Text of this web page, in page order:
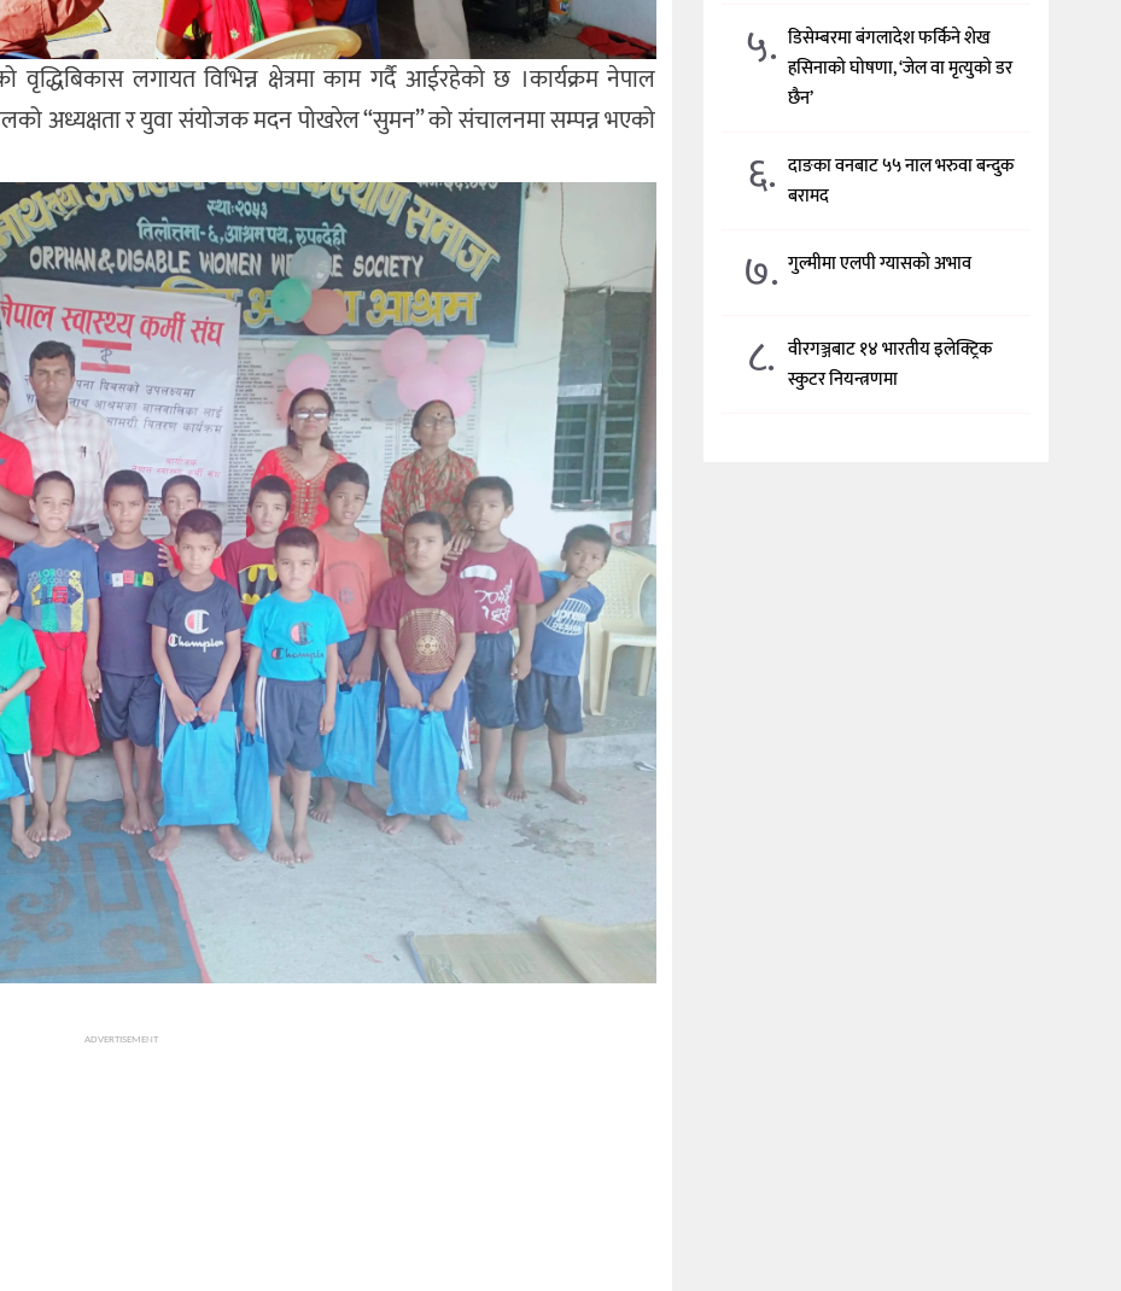
वृद्धिबिकास लगायत विभिन्न क्षेत्रमा काम गर्दै आईरहेको छ ।कार्यक्रम नेपाल
अध्यक्षता र युवा संयोजक मदन पोखरेल “सुमन” को संचालनमा सम्पन्न भएको
ADVERTISEMENT
५. डिसेम्बरमा बंगलादेश फर्किने शेख
हसिनाको घोषणा, ‘जेल वा मृत्युको डर
छैन’
६. दाङका वनबाट ५५ नाल भरुवा बन्दुक
बरामद
७. गुल्मीमा एलपी ग्यासको अभाव
८. वीरगञ्जबाट १४ भारतीय इलेक्ट्रिक
स्कुटर नियन्त्रणमा